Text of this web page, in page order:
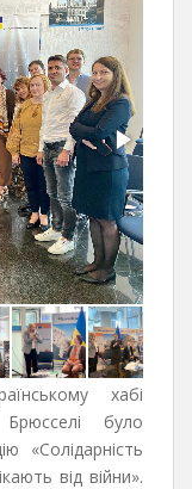
хабі
було
«Солідарність
від війни».